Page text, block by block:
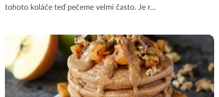
tohoto koláče teď pečeme velmi často. Je r...